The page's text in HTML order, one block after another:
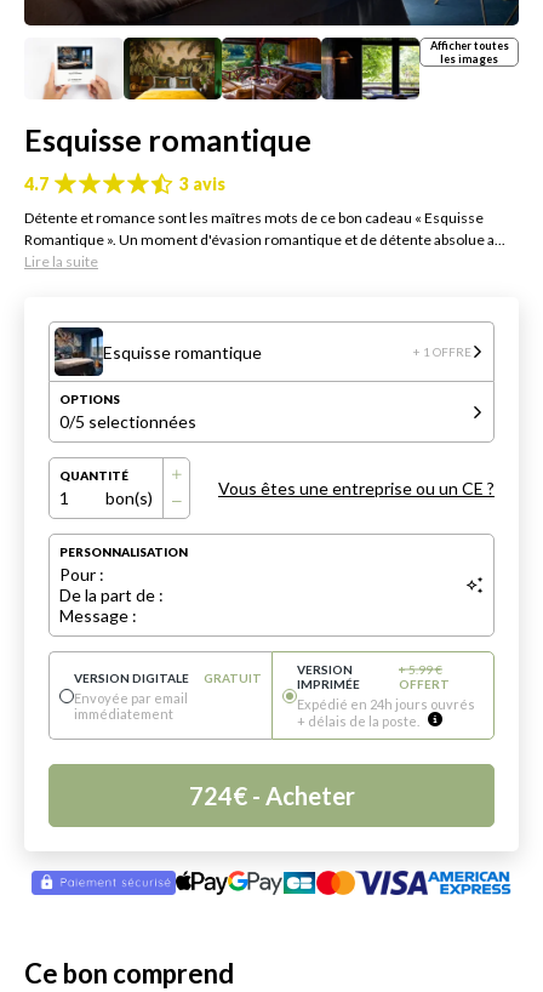
Afficher toutes
les images
Esquisse romantique
4.7 3 avis
Détente et romance sont les maîtres mots de ce bon cadeau « Esquisse
Romantique ». Un moment d'évasion romantique et de détente absolue a...
Lire la suite
Esquisse romantique + 1 OFFRE
OPTIONS
0/5 selectionnées
QUANTITÉ
1 bon(s) Vous êtes une entreprise ou un CE ?
PERSONNALISATION
Pour :
De la part de :
Message :
VERSION DIGITALE GRATUIT
Envoyée par email
immédiatement
VERSION
IMPRIMÉE
+5.99€
OFFERT
Expédié en 24h jours ouvrés
+ délais de la poste.
724€- Acheter
Ce bon comprend